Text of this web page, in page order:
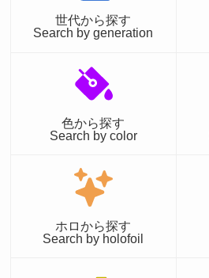
世代から探す
Search by generation
色から探す
Search by color
ホロから探す
Search by holofoil